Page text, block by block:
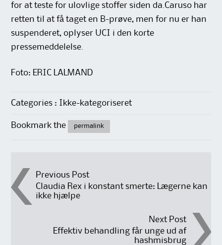
for at teste for ulovlige stoffer siden da.Caruso har
retten til at få taget en B-prøve, men for nu er han
suspenderet, oplyser UCI i den korte
pressemeddelelse.
Foto: ERIC LALMAND
Categories : Ikke-kategoriseret
Bookmark the permalink
Post
navigation
Previous Post
Claudia Rex i konstant smerte: Lægerne kan
ikke hjælpe
Next Post
Effektiv behandling får unge ud af
hashmisbrug